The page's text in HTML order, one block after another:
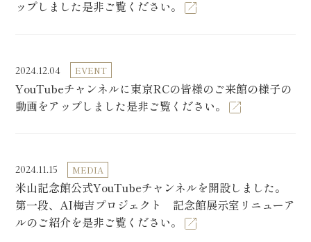
ップしました是非ご覧ください。
2024.12.04 EVENT
YouTubeチャンネルに東京RCの皆様のご来館の様子の
動画をアップしました是非ご覧ください。
2024.11.15 MEDIA
米山記念館公式YouTubeチャンネルを開設しました。
第一段、AI梅吉プロジェクト 記念館展示室リニューア
ルのご紹介を是非ご覧ください。